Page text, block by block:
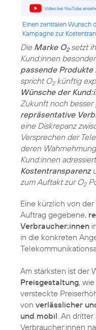
Einen zentralen Wunsch
Kampagne zur
Die Marke O2setzt
Kund:innen
passende Produkte
spricht O2künftig
Wünsche der
Zukunft noch besser
repräsentative
eine Diskrepanz
Versprechen der
deren
Kund:innen
Kostentransparenz
zum Auftakt zur O2
Eine kürzlich von
Auftrag gegebene,
Verbraucher:innen
in die konkreten
Am stärksten ist der
Preisgestaltung,
versteckte
von verlässlicher
und mobil . An
Verbraucher:innen